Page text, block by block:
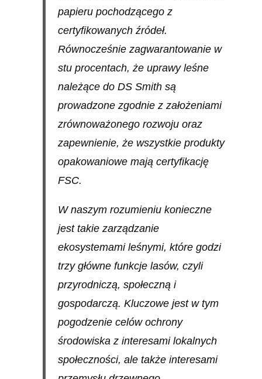
papieru pochodzącego z
certyfikowanych źródeł.
Równocześnie zagwarantowanie w
stu procentach, że uprawy leśne
należące do DS Smith są
prowadzone zgodnie z założeniami
zrównoważonego rozwoju oraz
zapewnienie, że wszystkie produkty
opakowaniowe mają certyfikację
FSC.
W naszym rozumieniu konieczne
jest takie zarządzanie
ekosystemami leśnymi, które godzi
trzy główne funkcje lasów, czyli
przyrodniczą, społeczną i
gospodarczą. Kluczowe jest w tym
pogodzenie celów ochrony
środowiska z interesami lokalnych
społeczności, ale także interesami